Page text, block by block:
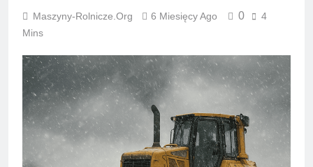
Maszyny-Rolnicze.org 6 Miesięcy Ago 0
4
Mins